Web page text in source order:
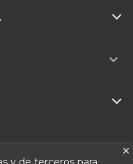
